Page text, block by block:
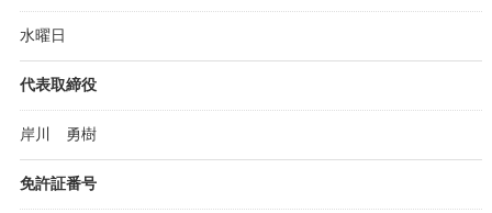
水曜日
代表取締役
岸川 勇樹
免許証番号